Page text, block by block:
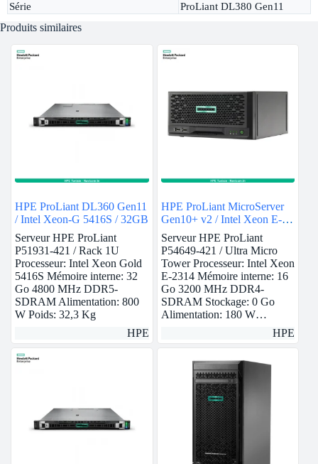
Série ProLiant DL380 Gen11
Produits similaires
HPE ProLiant DL360 Gen11
/ Intel Xeon-G 5416S / 32GB
Serveur HPE ProLiant
P51931-421 / Rack 1U
Processeur: Intel Xeon Gold
5416S Mémoire interne: 32
Go 4800 MHz DDR5-
SDRAM Alimentation: 800
W Poids: 32,3 Kg
HPE
HPE ProLiant MicroServer
Gen10+ v2 / Intel Xeon E-
2314 / 16GB
Serveur HPE ProLiant
P54649-421 / Ultra Micro
Tower Processeur: Intel Xeon
E-2314 Mémoire interne: 16
Go 3200 MHz DDR4-
SDRAM Stockage: 0 Go
Alimentation: 180 W…
HPE